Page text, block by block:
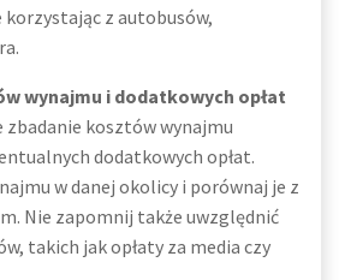
korzystając z autobusów,
wynajmu i dodatkowych opłat
zbadanie kosztów wynajmu
dodatkowych opłat.
w danej okolicy i porównaj je z
Nie zapomnij także uwzględnić
takich jak opłaty za media czy